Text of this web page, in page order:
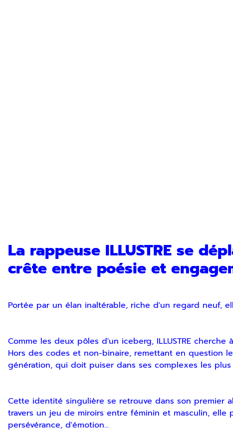
La rappeuse ILLUSTRE se
crête entre poésie et
Portée par un élan inaltérable, riche d'un regard neuf,
Comme les deux pôles d'un iceberg, ILLUSTRE
Hors des codes et non-binaire, remettant en question
génération, qui doit puiser dans ses complexes les
Cette identité singulière se retrouve dans son premier
travers un jeu de miroirs entre féminin et masculin,
persévérance, d'émotion...
Inscription Newsletter